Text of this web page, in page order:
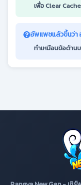
เพื่อ Clear Cache
อัพแพชแล้วขึ้นว่า
ทำเหมือนข้อด้าน